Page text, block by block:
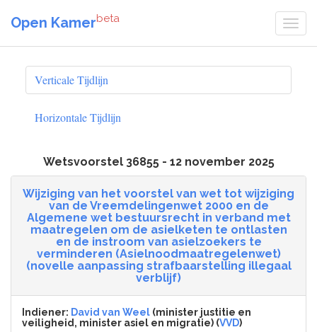
Open Kamerbeta
Verticale Tijdlijn
Horizontale Tijdlijn
Wetsvoorstel 36855 - 12 november 2025
Wijziging van het voorstel van wet tot wijziging
van de Vreemdelingenwet 2000 en de
Algemene wet bestuursrecht in verband met
maatregelen om de asielketen te ontlasten
en de instroom van asielzoekers te
verminderen (Asielnoodmaatregelenwet)
(novelle aanpassing strafbaarstelling illegaal
verblijf)
Indiener: David van Weel (minister justitie en
veiligheid, minister asiel en migratie) (VVD)